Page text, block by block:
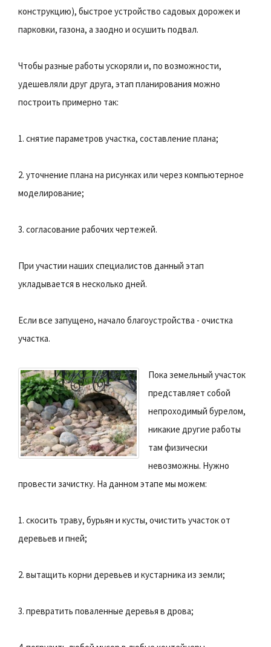
конструкцию), быстрое устройство садовых дорожек и
парковки, газона, а заодно и осушить подвал.
Чтобы разные работы ускоряли и, по возможности,
удешевляли друг друга, этап планирования можно
построить примерно так:
1. снятие параметров участка, составление плана;
2. уточнение плана на рисунках или через компьютерное
моделирование;
3. согласование рабочих чертежей.
При участии наших специалистов данный этап
укладывается в несколько дней.
Если все запущено, начало благоустройства - очистка
участка.
Пока земельный участок
представляет собой
непроходимый бурелом,
никакие другие работы
там физически
невозможны. Нужно
провести зачистку. На данном этапе мы можем:
1. скосить траву, бурьян и кусты, очистить участок от
деревьев и пней;
2. вытащить корни деревьев и кустарника из земли;
3. превратить поваленные деревья в дрова;